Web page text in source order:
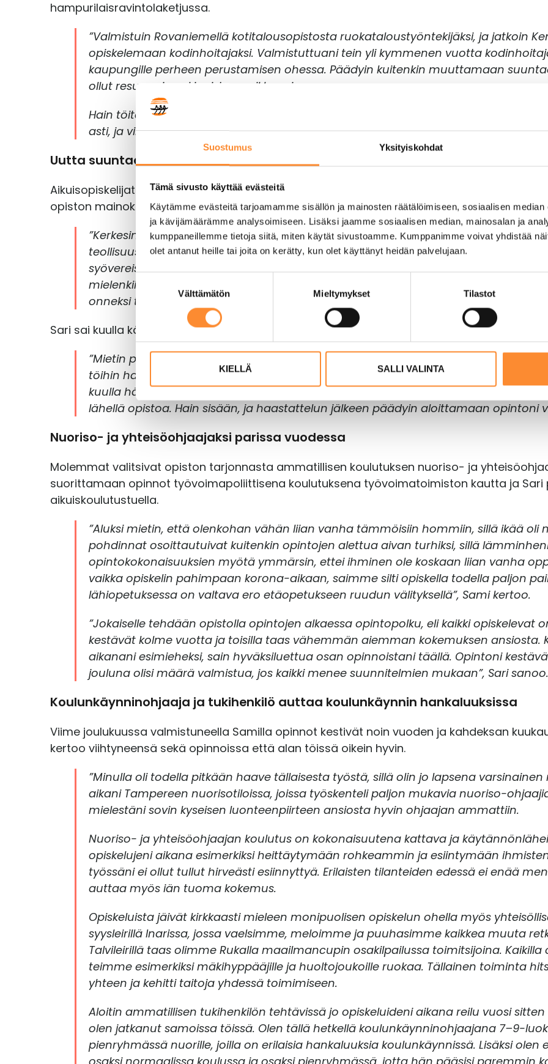
Suostumus Yksityiskohdat
Tämä sivusto käyttää evästeitä
Käytämme evästeitä tarjoamamme sisällön ja mainosten räätälöimiseen, sosiaalisen
ja kävijämäärämme analysoimiseen. Lisäksi jaamme sosiaalisen median, mainosalan ja
kumppaneillemme tietoja siitä, miten käytät sivustoamme. Kumppanimme voivat yhdistää
olet antanut heille tai joita on kerätty, kun olet käyttänyt heidän palvelujaan.
S
o
u
k
s
n
a
l
i
t
a
Välttämätön Mieltymykset Tilastot
KIELLÄ SALLI VALINTA
hampurilaisravintolaketjussa.
”Valmistuin Rovaniemellä kotitalousopistosta ruokataloustyöntekijäksi, ja jatkoin
opiskelemaan kodinhoitajaksi. Valmistuttuani tein yli kymmenen vuotta
kaupungille perheen perustamisen ohessa. Päädyin kuitenkin muuttamaan
ollut resursseja vakinaistaa paikkaani.
Hain töitä Torniosta Hesburgerista, sillä siskoni oli ollut Kemissä samoissa töissä.
asti, ja viime tammikuussa minulla tuli täyteen 20 vuotta Hesen palveluksessa
Uutta suuntaa työelämään
Aikuisopiskelijat kertovat, että tieto Peräpohjolan Opiston jatkuvasta hausta tuli hieman
opiston mainokseen verkossa, kun taas Sarille kipinä syttyi työpaikkakohtaamisen kautta.
”Kerkesin olla Torniossa vähän aikaa työttömänä, ja pohdin, mitä alkaisin isona
teollisuusalan haastattelussa, mutta saman sapluunan kaavamaiset työt eivät
syövereistä pamahti sitten yllättäen esiin PPO:n mainos jatkuvasta hausta, joka
mielenkiintoiselta. Hain opiskelemaan, ja vaikka korona-ajan etähaastattelussa
onneksi tiedon myönnetystä opiskelupaikasta”, Sami muistelee.
Sari sai kuulla käytännön kokemuksia työpaikalle saapuneelta nuoriso-ohjaajalta.
”Mietin pari vuotta aikaisemmin, että haluaisin vielä kokeilla jotain uutta, mutten
töihin harjoittelija Luovilta, jota saapui opastamaan Peräpohjolan Opistolla
kuulla häneltä ohjaajan töistä, ja kiinnostuin tietysti mahdottomasti. Plussaa oli
lähellä opistoa. Hain sisään, ja haastattelun jälkeen päädyin aloittamaan opintoni
Nuoriso- ja yhteisöohjaajaksi parissa vuodessa
Molemmat valitsivat opiston tarjonnasta ammatillisen koulutuksen nuoriso- ja
suorittamaan opinnot työvoimapoliittisena koulutuksena työvoimatoimiston kautta ja
aikuiskoulutustuella.
”Aluksi mietin, että olenkohan vähän liian vanha tämmöisiin hommiin, sillä ikää oli
pohdinnat osoittautuivat kuitenkin opintojen alettua aivan turhiksi, sillä
opintokokonaisuuksien myötä ymmärsin, ettei ihminen ole koskaan liian vanha
vaikka opiskelin pahimpaan korona-aikaan, saimme silti opiskella todella paljon
lähiopetuksessa on valtava ero etäopetukseen ruudun välityksellä”, Sami kertoo.
”Jokaiselle tehdään opistolla opintojen alkaessa opintopolku, eli kaikki opiskelevat
kestävät kolme vuotta ja toisilla taas vähemmän aiemman kokemuksen ansiosta.
aikanani esimieheksi, sain hyväksiluettua osan opinnoistani täällä. Opintoni
jouluna olisi määrä valmistua, jos kaikki menee suunnitelmien mukaan”, Sari sanoo.
Koulunkäynninohjaaja ja tukihenkilö auttaa koulunkäynnin hankaluuksissa
Viime joulukuussa valmistuneella Samilla opinnot kestivät noin vuoden ja kahdeksan
kertoo viihtyneensä sekä opinnoissa että alan töissä oikein hyvin.
”Minulla oli todella pitkään haave tällaisesta työstä, sillä olin jo lapsena
aikani Tampereen nuorisotiloissa, joissa työskenteli paljon mukavia nuoriso-
mielestäni sovin kyseisen luonteenpiirteen ansiosta hyvin ohjaajan ammattiin.
Nuoriso- ja yhteisöohjaajan koulutus on kokonaisuutena kattava ja
opiskelujeni aikana esimerkiksi heittäytymään rohkeammin ja esiintymään
työssäni ei ollut tullut hirveästi esiinnyttyä. Erilaisten tilanteiden edessä ei enää
auttaa myös iän tuoma kokemus.
Opiskeluista jäivät kirkkaasti mieleen monipuolisen opiskelun ohella myös
syysleirillä Inarissa, jossa vaelsimme, meloimme ja puuhasimme kaikkea muuta
Talvileirillä taas olimme Rukalla maailmancupin osakilpailussa toimitsijoina.
teimme esimerkiksi mäkihyppääjille ja huoltojoukoille ruokaa. Tällainen toiminta
yhteen ja kehitti taitoja yhdessä toimimiseen.
Aloitin ammatillisen tukihenkilön tehtävissä jo opiskeluideni aikana reilu vuosi
olen jatkanut samoissa töissä. Olen tällä hetkellä koulunkäynninohjaajana 7–9-
pienryhmässä nuorille, joilla on erilaisia hankaluuksia koulunkäynnissä. Lisäksi